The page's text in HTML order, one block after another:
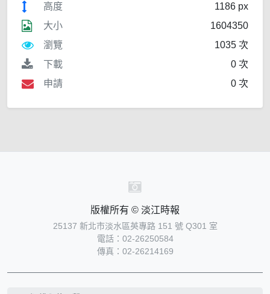
高度
1186 px
大小
1604350
瀏覽
1035 次
下載
0 次
申請
0 次
版權所有 © 淡江時報
25137 新北市淡水區英專路 151 號 Q301 室
電話：02-26250584
傳真：02-26214169